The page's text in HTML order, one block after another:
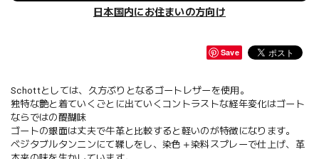
日本国内にお住まいの方向け
Save
Schottとしては、久方ぶりとなるゴートレザーを使用。
独特な艶と着ていくごとに出ていくコントラストな経年変化はゴート
ならではの醍醐味
ゴートの銀面は丈夫で牛革と比較すると軽いのが特徴になります。
ベジタブルタンニンにて鞣しをし、染色＋染料スプレーで仕上げ、革